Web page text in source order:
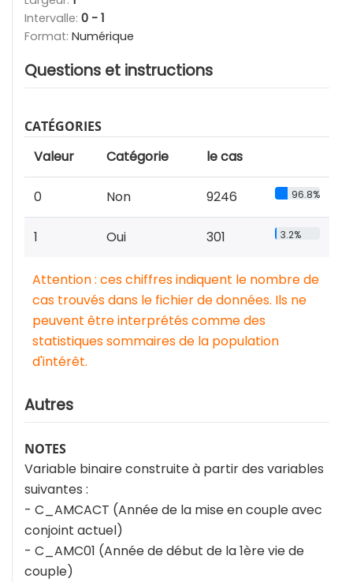
Intervalle: 0 - 1
Format: Numérique
Questions et instructions
CATÉGORIES
Valeur Catégorie le cas
0 Non 9246 96.8%
1 Oui 301 3.2%
Attention : ces chiffres indiquent le nombre de
cas trouvés dans le fichier de données. Ils ne
peuvent être interprétés comme des
statistiques sommaires de la population
d'intérêt.
Autres
NOTES
Variable binaire construite à partir des variables
suivantes :
- C_AMCACT (Année de la mise en couple avec
conjoint actuel)
- C_AMC01 (Année de début de la 1ère vie de
couple)